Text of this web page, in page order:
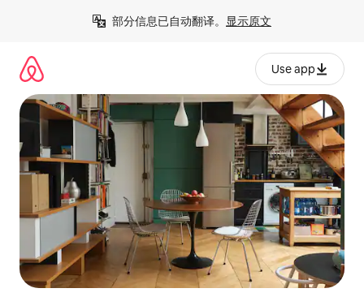
部分信息已自动翻译。 显示原文
Use app